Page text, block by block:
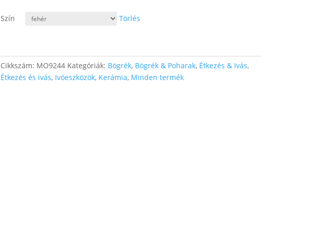
Szín Törlés
Cikkszám: MO9244 Kategóriák: Bögrék, Bögrék & Poharak, Étkezés & Ivás,
Étkezés és ivás, Ivóeszközök, Kerámia, Minden termék